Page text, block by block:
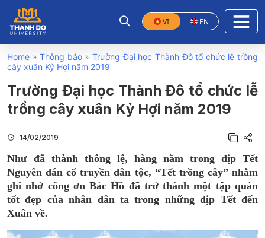
VI EN
Home »Thông báo»Trường Đại học Thành Đô tổ chức lễ trồng
cây xuân Kỷ Hợi năm 2019
Trường Đại học Thành Đô tổ chức lễ
trồng cây xuân Kỷ Hợi năm 2019
14/02/2019
Như đã thành thông lệ, hàng năm trong dịp Tết
Nguyên đán cổ truyền dân tộc, “Tết trồng cây” nhằm
ghi nhớ công ơn Bác Hồ đã trở thành một tập quán
tốt đẹp của nhân dân ta trong những dịp Tết đến
Xuân về.